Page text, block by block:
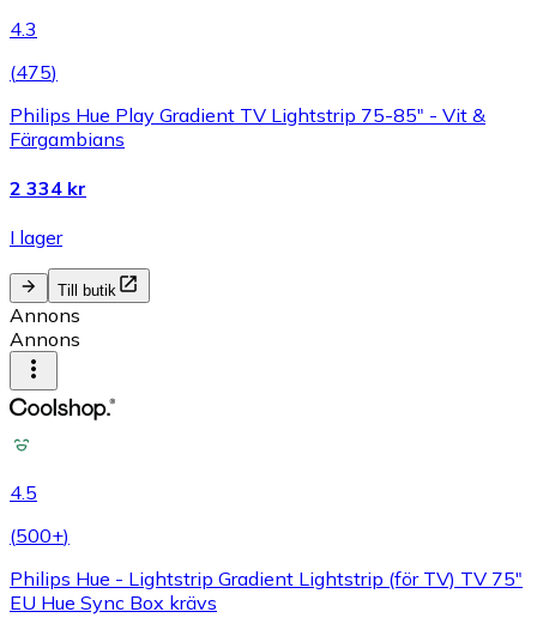
4.3
(475)
Philips Hue Play Gradient TV Lightstrip 75-85" - Vit &
Färgambians
2 334 kr
I lager
Till butik
Annons
Annons
4.5
(500+)
Philips Hue - Lightstrip Gradient Lightstrip (för TV) TV 75"
EU Hue Sync Box krävs